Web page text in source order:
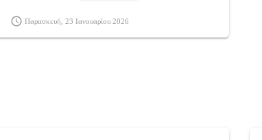
schedule Παρασκευή, 23 Ιανουαρίου 2026